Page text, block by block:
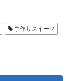
手作りスイーツ